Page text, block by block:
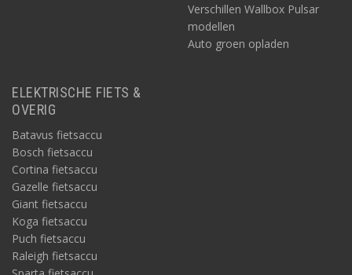
Verschillen Wallbox Pulsar
modellen
Auto groen opladen
ELEKTRISCHE FIETS &
OVERIG
Batavus fietsaccu
Bosch fietsaccu
Cortina fietsaccu
Gazelle fietsaccu
Giant fietsaccu
Koga fietsaccu
Puch fietsaccu
Raleigh fietsaccu